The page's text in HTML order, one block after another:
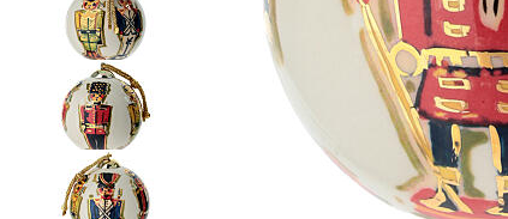
Previous
slide
Next
slide